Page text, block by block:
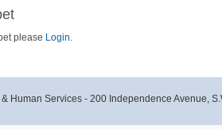
please Login.
Human Services - 200 Independence Avenue,